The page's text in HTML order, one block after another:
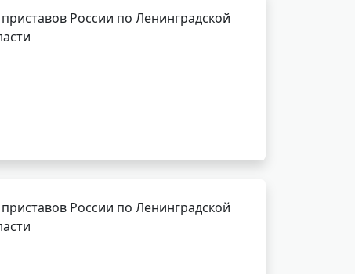
России по Ленинградской
России по Ленинградской